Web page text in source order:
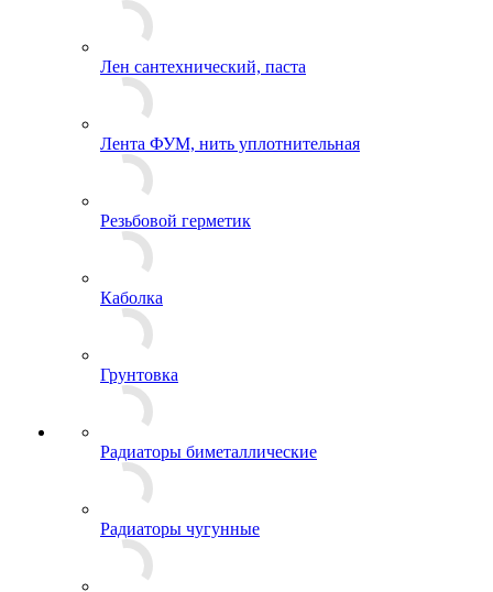
Лен сантехнический, паста
Лента ФУМ, нить уплотнительная
Резьбовой герметик
Каболка
Грунтовка
Радиаторы биметаллические
Радиаторы чугунные